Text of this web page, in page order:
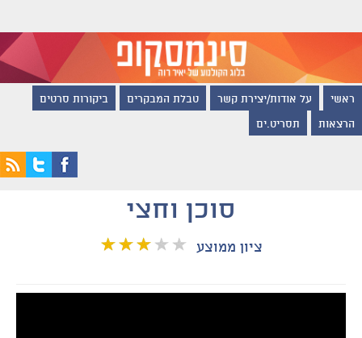
ראשי על אודות/יצירת קשר טבלת המבקרים ביקורות סרטים
הרצאות תסריט.ים
סוכן וחצי
ציון ממוצע